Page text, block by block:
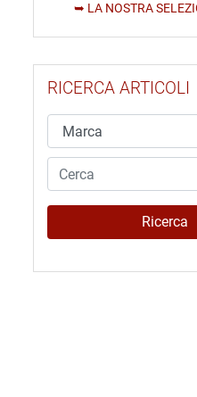
➥ LA NOSTRA
RICERCA ARTICOLI